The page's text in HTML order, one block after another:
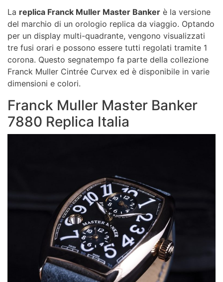
La replica Franck Muller Master Banker è la versione
del marchio di un orologio replica da viaggio. Optando
per un display multi-quadrante, vengono visualizzati
tre fusi orari e possono essere tutti regolati tramite 1
corona. Questo segnatempo fa parte della collezione
Franck Muller Cintrée Curvex ed è disponibile in varie
dimensioni e colori.
Franck Muller Master Banker
7880 Replica Italia